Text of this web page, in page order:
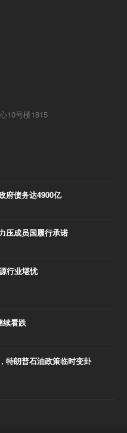
10号楼1815
府债务达4900亿
压成员国履行承诺
行业堪忧
续看跌
特朗普石油政策临时变卦